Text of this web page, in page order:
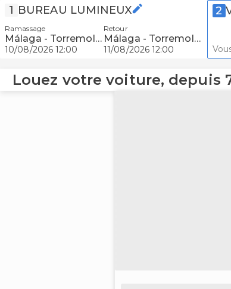
1 BUREAU LUMINEUX
Ramassage
Málaga - Torremolinos
10/08/2026 12:00
Retour
Málaga - Torremolinos
11/08/2026 12:00
2
Louez votre voiture, depuis